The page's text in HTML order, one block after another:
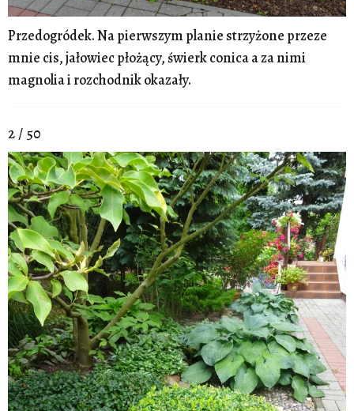
Przedogródek. Na pierwszym planie strzyżone przeze
mnie cis, jałowiec płożący, świerk conica a za nimi
magnolia i rozchodnik okazały.
2 / 50